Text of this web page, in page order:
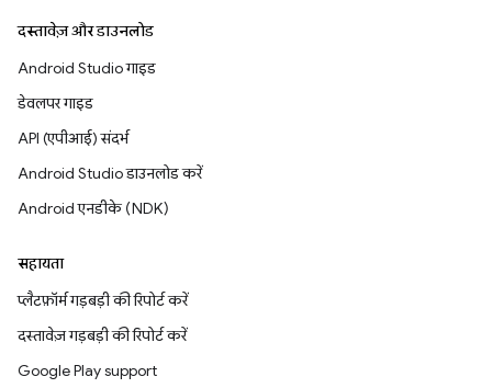
दस्तावेज़ और डाउनलोड
Android Studio गाइड
डेवलपर गाइड
API (एपीआई) संदर्भ
Android Studio डाउनलोड करें
Android एनडीके (NDK)
सहायता
प्लैटफ़ॉर्म गड़बड़ी की रिपोर्ट करें
दस्तावेज़ गड़बड़ी की रिपोर्ट करें
Google Play support